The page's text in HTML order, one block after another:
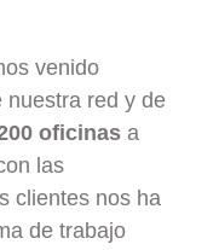
venido
nuestra red y de
oficinas a
las
clientes nos ha
de trabajo